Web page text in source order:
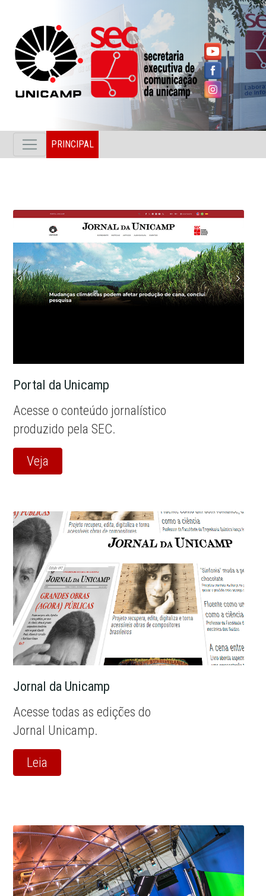
PRINCIPAL
Portal da Unicamp
Acesse o conteúdo jornalístico
produzido pela SEC.
Veja
Jornal da Unicamp
Acesse todas as edições do
Jornal Unicamp.
Leia